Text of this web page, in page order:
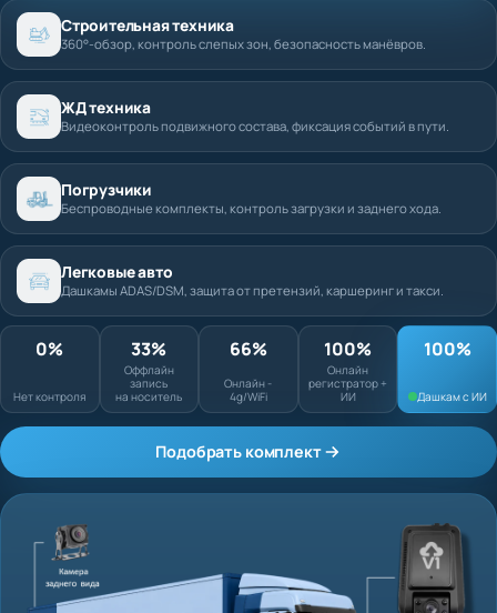
Строительная техника
360°-обзор, контроль слепых зон, безопасность манёвров.
ЖД техника
Видеоконтроль подвижного состава, фиксация событий в пути.
Погрузчики
Беспроводные комплекты, контроль загрузки и заднего хода.
Легковые авто
Дашкамы ADAS/DSM, защита от претензий, каршеринг и такси.
0%
Оффлайн запись
на носитель
66%
Онлайн - 4g/WiFi
100%